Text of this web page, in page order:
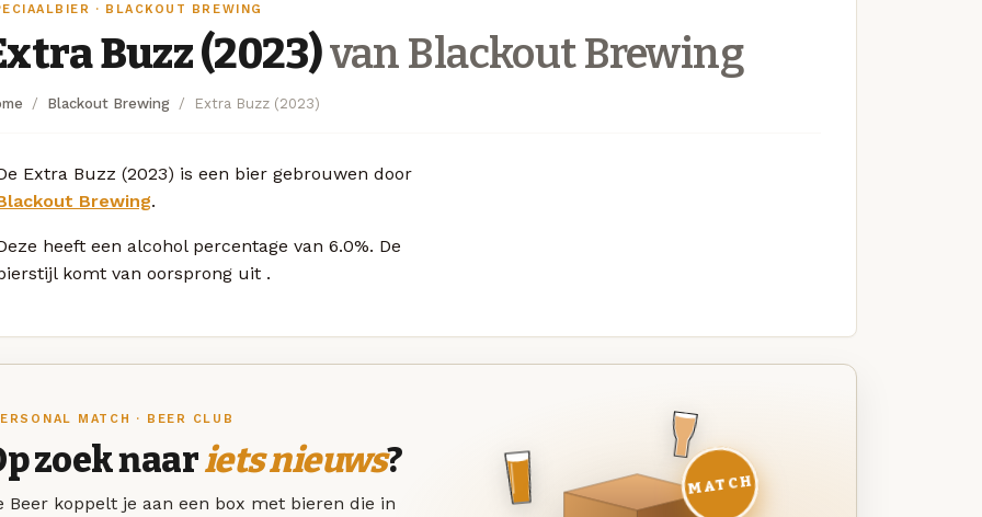
· BLACKOUT BREWING
Buzz (2023)van Blackout Brewing
Blackout Brewing Extra Buzz (2023)
Extra Buzz (2023) is een bier gebrouwen door
Brewing.
heeft een alcohol percentage van 6.0%. De
komt van oorsprong uit .
MATCH · BEER CLUB
zoek naariets nieuws?
Beer koppelt je aan een box met bieren die in
MATCH